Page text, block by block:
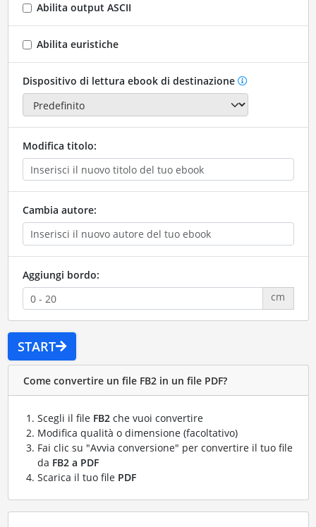
Abilita output ASCII
Abilita euristiche
Dispositivo di lettura ebook di destinazione
Modifica titolo:
Cambia autore:
Aggiungi bordo:
cm
START
Come convertire un file FB2 in un file PDF?
Scegli il file FB2che vuoi convertire
Modifica qualità o dimensione (facoltativo)
Fai clic su "Avvia conversione" per convertire il tuo file
da FB2 a PDF
Scarica il tuo file PDF